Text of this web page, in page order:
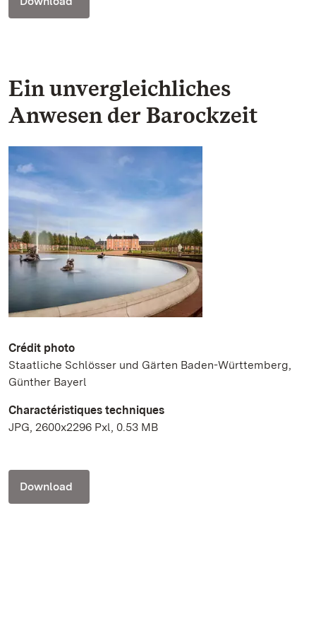
Ein unvergleichliches
Anwesen der Barockzeit
Crédit photo
Staatliche Schlösser und Gärten Baden-Württemberg,
Günther Bayerl
Charactéristiques techniques
JPG, 2600x2296 Pxl, 0.53 MB
Download